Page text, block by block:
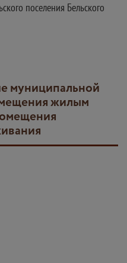
поселения Бельского
жилым